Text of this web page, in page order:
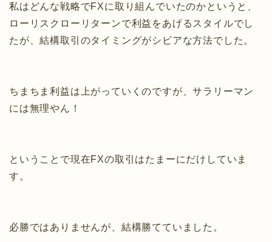
私はどんな戦略でFXに取り組んでいたのかというと、
ローリスクローリターンで利益をあげるスタイルでし
たが、結構取引のタイミングがシビアな方法でした。
ちまちま利益は上がっていくのですが、サラリーマン
には無理やん！
ということで現在FXの取引はたまーにだけしていま
す。
必勝ではありませんが、結構勝てていました。